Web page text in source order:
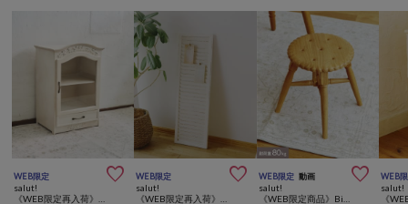
WEB限定 
salut!
WEB限定 
salut!
WEB限定 動画 
salut!
WEB
salut!